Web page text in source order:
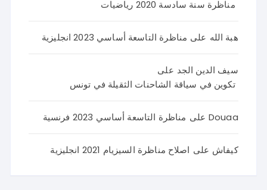
مناظرة سنة سادسة 2020 رياضيات
هبة الله على مناظرة التاسعة أساسي 2023 انجليزية
سيف الدين الجد على
تكوين في سياقة الشاحنات الثقيلة في تونس
Douaa على مناظرة التاسعة أساسي 2023 فرنسية
كيفاش على اصلاح مناظرة السيزيام 2021 انجليزية